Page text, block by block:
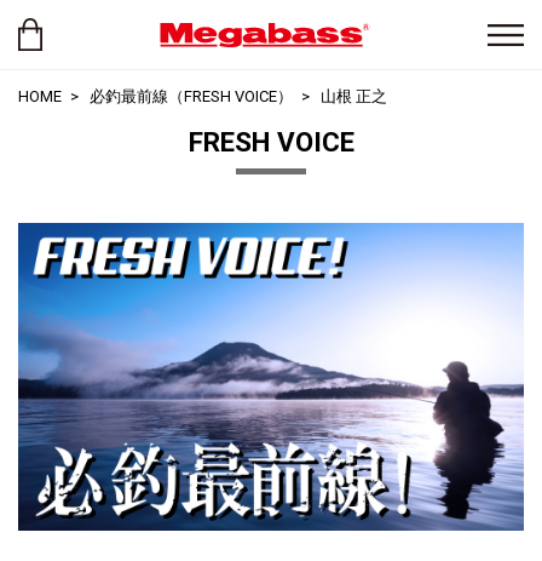
HOME 必釣最前線（FRESH VOICE） 山根 正之
FRESH VOICE